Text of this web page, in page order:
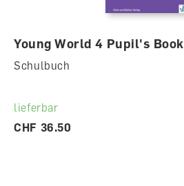
Young World 4 Pupil's Book
Schulbuch
lieferbar
CHF 36.50